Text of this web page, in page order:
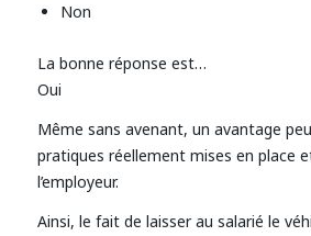
Non
La bonne réponse est…
Oui
Même sans avenant, un avantage
pratiques réellement mises en place
l’employeur.
Ainsi, le fait de laisser au salarié le